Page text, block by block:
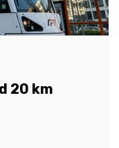
20 km